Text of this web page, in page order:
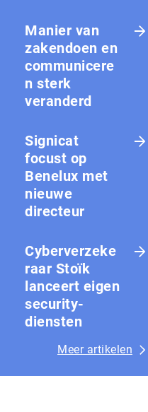
Manier van
zakendoen en
communicere
n sterk
veranderd
Signicat
focust op
Benelux met
nieuwe
directeur
Cyberverzeke
raar Stoïk
lanceert eigen
security-
diensten
Meer artikelen